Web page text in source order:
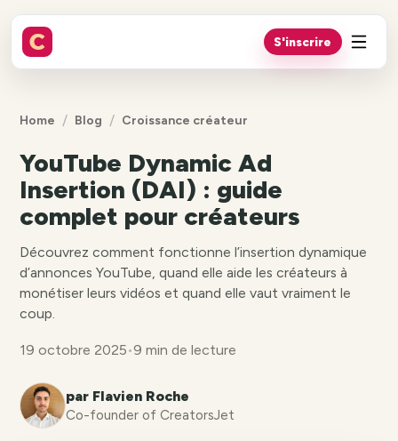
S'inscrire
Home / Blog / Croissance créateur
YouTube Dynamic Ad
Insertion (DAI) : guide
complet pour créateurs
Découvrez comment fonctionne l’insertion dynamique
d’annonces YouTube, quand elle aide les créateurs à
monétiser leurs vidéos et quand elle vaut vraiment le
coup.
19 octobre 2025•9 min de lecture
par Flavien Roche
Co-founder of CreatorsJet